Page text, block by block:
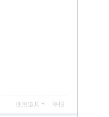
使用道具 举报